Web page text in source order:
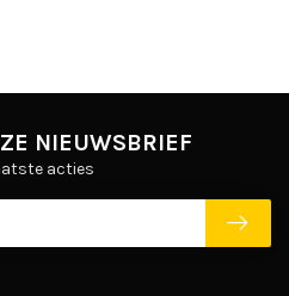
NIEUWSBRIEF
acties